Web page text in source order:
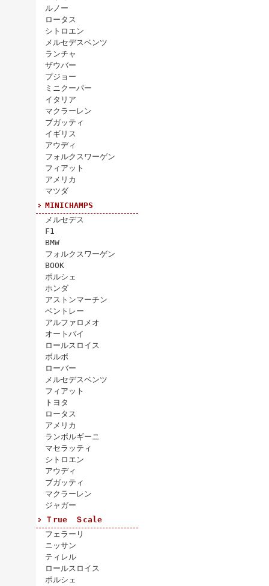
ルノー
ロータス
シトロエン
メルセデスベンツ
ランチャ
ザウバー
プジョー
ミニクーパー
イタリア
マクラーレン
ブガッティ
イギリス
アウディ
フォルクスワーゲン
フィアット
アメリカ
マツダ
MINICHAMPS
メルセデス
F1
BMW
フォルクスワーゲン
BOOK
ポルシェ
ホンダ
アストンマーチン
ベントレー
アルファロメオ
オートバイ
ロールスロイス
ボルボ
ローバー
メルセデスベンツ
フィアット
トヨタ
ロータス
アメリカ
ランボルギーニ
マセラッティ
シトロエン
アウディ
ブガッティ
マクラーレン
ジャガー
Ｔrue Ｓcale
フェラーリ
ニッサン
ティレル
ロールスロイス
ポルシェ